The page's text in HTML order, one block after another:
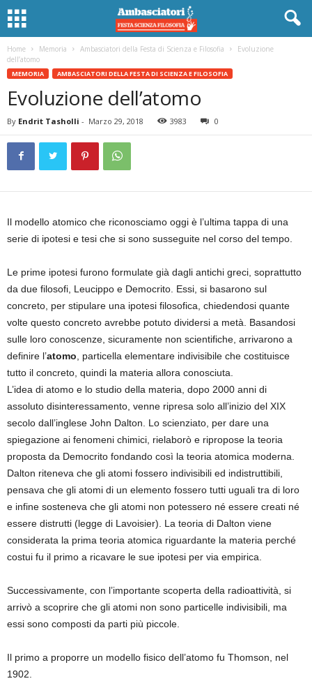
Home Memoria Ambasciatori della Festa di Scienza e Filosofia
Evoluzione
dell’atomo
MEMORIA AMBASCIATORI DELLA FESTA DI SCIENZA E FILOSOFIA
Evoluzione dell’atomo
By Endrit Tasholli - Marzo 29, 2018 3983 0
Il modello atomico che riconosciamo oggi è l’ultima tappa di una
serie di ipotesi e tesi che si sono susseguite nel corso del tempo.
Le prime ipotesi furono formulate già dagli antichi greci, soprattutto
da due filosofi, Leucippo e Democrito. Essi, si basarono sul
concreto, per stipulare una ipotesi filosofica, chiedendosi quante
volte questo concreto avrebbe potuto dividersi a metà. Basandosi
sulle loro conoscenze, sicuramente non scientifiche, arrivarono a
definire l’atomo , particella elementare indivisibile che costituisce
tutto il concreto, quindi la materia allora conosciuta.
L’idea di atomo e lo studio della materia, dopo 2000 anni di
assoluto disinteressamento, venne ripresa solo all’inizio del XIX
secolo dall’inglese John Dalton. Lo scienziato, per dare una
spiegazione ai fenomeni chimici, rielaborò e ripropose la teoria
proposta da Democrito fondando così la teoria atomica moderna.
Dalton riteneva che gli atomi fossero indivisibili ed indistruttibili,
pensava che gli atomi di un elemento fossero tutti uguali tra di loro
e infine sosteneva che gli atomi non potessero né essere creati né
essere distrutti (legge di Lavoisier). La teoria di Dalton viene
considerata la prima teoria atomica riguardante la materia perché
costui fu il primo a ricavare le sue ipotesi per via empirica.
Successivamente, con l’importante scoperta della radioattività, si
arrivò a scoprire che gli atomi non sono particelle indivisibili, ma
essi sono composti da parti più piccole.
Il primo a proporre un modello fisico dell’atomo fu Thomson, nel
1902.